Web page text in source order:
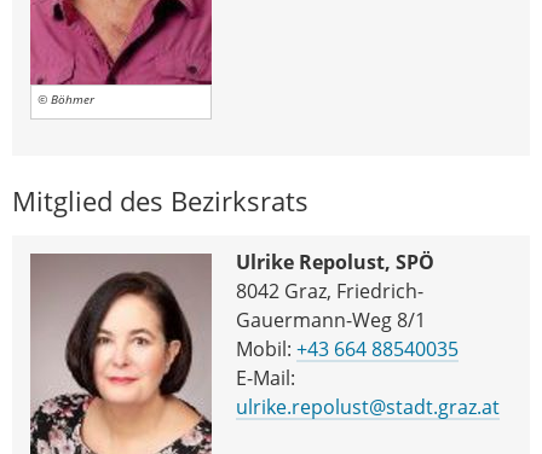
© Böhmer
Mitglied des Bezirksrats
Ulrike Repolust, SPÖ
8042 Graz, Friedrich-
Gauermann-Weg 8/1
Mobil: +43 664 88540035
E-Mail:
ulrike.repolust@stadt.graz.at